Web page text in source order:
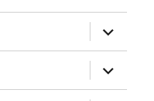
위
메
확
장
위
메